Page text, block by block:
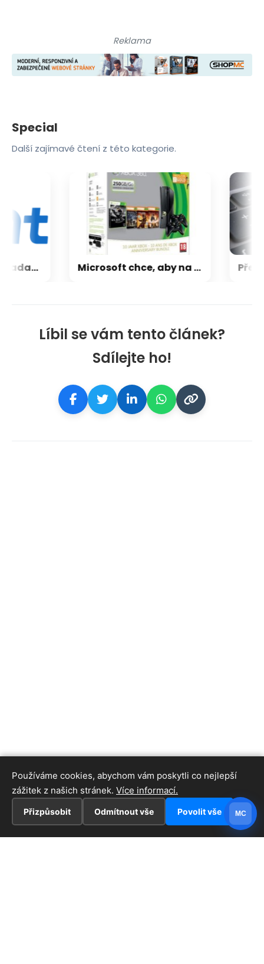
Líbil se vám tento článek?
Sdílejte ho!
Reklama
Special
Další zajímavé čtení z této kategorie.
CXMT odmítla požadavky Applu, nenechá si diktovat ceny Microsoft chce, aby na Xbox Helix běhaly všechny hry, které kdy vyšly pro Xbox
Používáme cookies, abychom vám poskytli co nejlepší
zážitek z našich stránek. Více informací.
Přizpůsobit Odmítnout vše Povolit vše MC